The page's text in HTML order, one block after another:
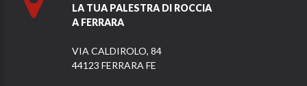
LA TUA PALESTRA DI ROCCIA
A FERRARA
VIA CALDIROLO, 84
44123 FERRARA FE